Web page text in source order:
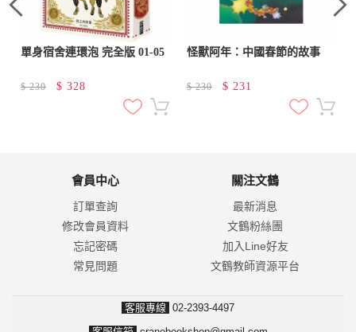
單身宿舍連環泡 完全版 01-05
$230 $ 328
怪獸阿年：中國春節的故事
$230 $ 231
會員中心
訂單查詢
修改會員資料
忘記密碼
常見問題
關注文鶴
最新消息
文鶴粉絲團
加入Line好友
文鶴教師資源平台
客服專線 02-2393-4497